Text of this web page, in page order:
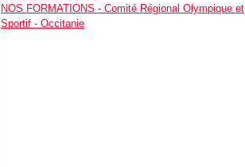
NOS FORMATIONS - Comité Régional Olympique et
Sportif - Occitanie